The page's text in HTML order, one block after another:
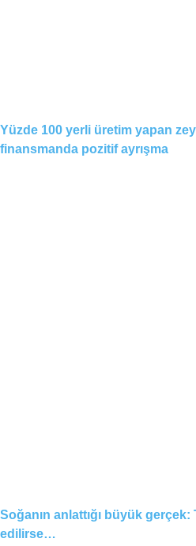
Yüzde 100 yerli üretim yapan
finansmanda pozitif ayrışma
Soğanın anlattığı büyük
edilirse…